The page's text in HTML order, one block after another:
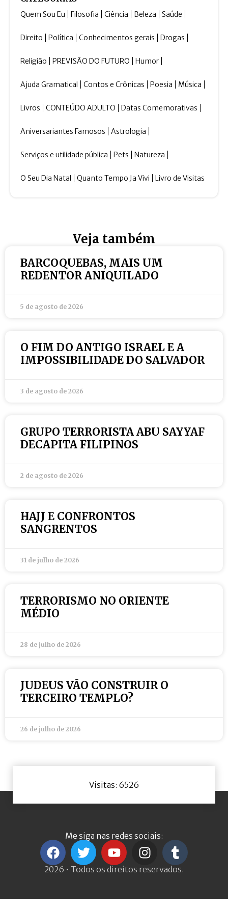
Quem Sou Eu Filosofia Ciência Beleza Saúde
Direito Política Conhecimentos gerais Drogas
Religião PREVISÃO DO FUTURO Humor
Ajuda Gramatical Contos e Crônicas Poesia Música
Livros CONTEÚDO ADULTO Datas Comemorativas
Aniversariantes Famosos Astrologia
Serviços e utilidade pública Pets Natureza
O Seu Dia Natal Quanto Tempo Ja Vivi Livro de Visitas
Veja também
BARCOQUEBAS, MAIS UM
REDENTOR ANIQUILADO
5 de agosto de 2026
O FIM DO ANTIGO ISRAEL E A
IMPOSSIBILIDADE DO SALVADOR
3 de agosto de 2026
GRUPO TERRORISTA ABU SAYYAF
DECAPITA FILIPINOS
2 de agosto de 2026
HAJJ E CONFRONTOS
SANGRENTOS
31 de julho de 2026
TERRORISMO NO ORIENTE
MÉDIO
28 de julho de 2026
JUDEUS VÃO CONSTRUIR O
TERCEIRO TEMPLO?
26 de julho de 2026
Visitas: 6526
Me siga nas redes sociais:
2026 • Todos os direitos reservados.